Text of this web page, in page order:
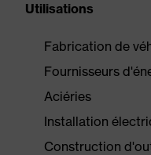
Utilisations
Fabrication de
Fournisseurs
Aciéries
Installation
Construction